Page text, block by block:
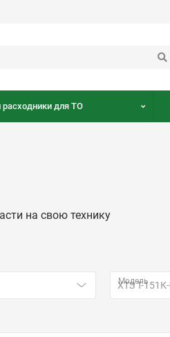
расходники для ТО
на свою технику
Модель